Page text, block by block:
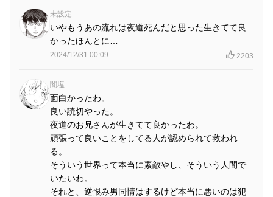
未設定
いやもうあの流れは夜道死んだと思った生きてて良
かったほんとに…
2024/12/31 00:09 2203
闇塩
面白かったわ。
良い読切やった。
夜道のお兄さんが生きてて良かったわ。
頑張って良いことをしてる人が認められて救われ
る。
そういう世界って本当に素敵やし、そういう人間で
いたいわ。
それと、逆恨み男同情はするけど本当に悪いのは犯